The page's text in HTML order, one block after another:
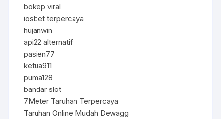
bokep viral
iosbet terpercaya
hujanwin
api22 alternatif
pasien77
ketua911
puma128
bandar slot
7Meter Taruhan Terpercaya
Taruhan Online Mudah Dewagg